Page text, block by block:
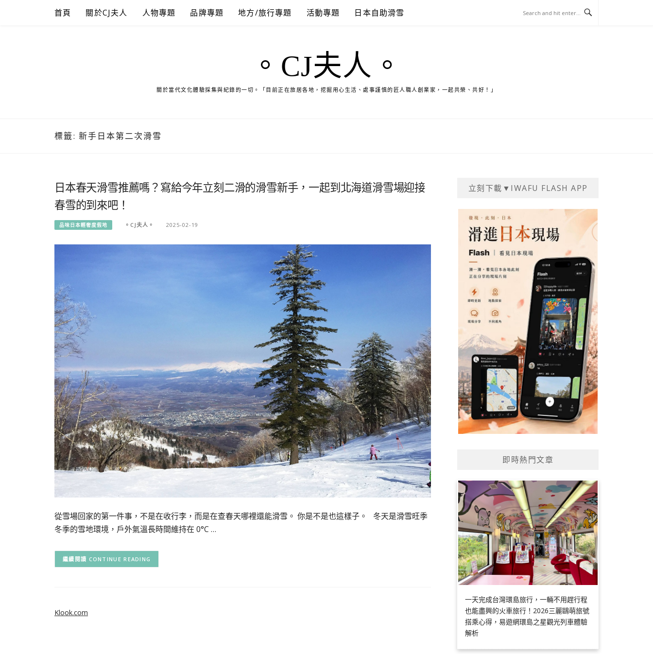
首頁 關於CJ夫人 人物專題 品牌專題 地方/旅行專題 活動專題 日本自助滑雪
。CJ夫人。
關於當代文化體驗採集與紀錄的一切。「目前正在旅居各地，挖掘用心生活、處事謹慎的匠人職人創業家，一起共榮、共好！」
標籤: 新手日本第二次滑雪
日本春天滑雪推薦嗎？寫給今年立刻二滑的滑雪新手，一起到北海道滑雪場迎接
春雪的到來吧！
品味日本輕奢度假地 。CJ夫人。 2025-02-19
從雪場回家的第一件事，不是在收行李，而是在查春天哪裡還能滑雪。 你是不是也這樣子。 冬天是滑雪旺季
冬季的雪地環境，戶外氣溫長時間維持在 0°C …
CONTINUE READING
立刻下載▼IWAFU FLASH APP
即時熱門文章
一天完成台灣環島旅行，一輛不用趕行程
也能盡興的火車旅行！2026三麗鷗萌旅號
搭乘心得，易遊網環島之星觀光列車體驗
解析
Klook.com